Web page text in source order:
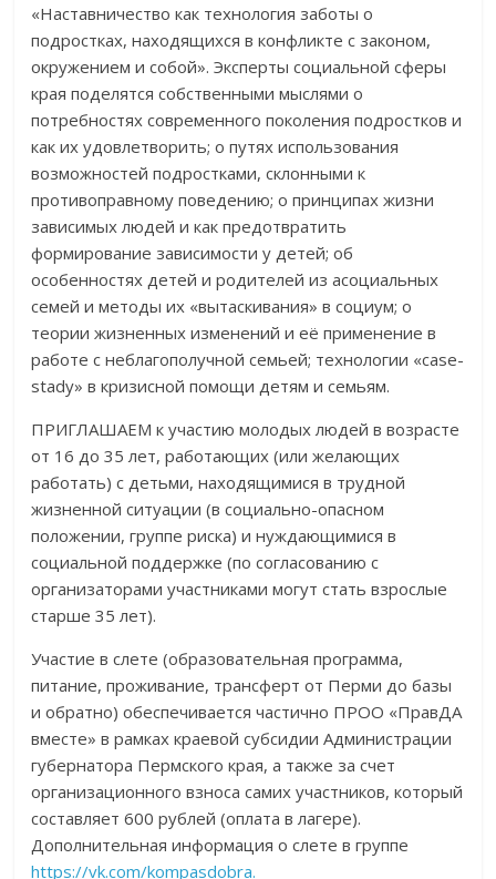
«Наставничество как технология заботы о
подростках, находящихся в конфликте с законом,
окружением и собой». Эксперты социальной сферы
края поделятся собственными мыслями о
потребностях современного поколения подростков и
как их удовлетворить; о путях использования
возможностей подростками, склонными к
противоправному поведению; о принципах жизни
зависимых людей и как предотвратить
формирование зависимости у детей; об
особенностях детей и родителей из асоциальных
семей и методы их «вытаскивания» в социум; о
теории жизненных изменений и её применение в
работе с неблагополучной семьей; технологии «сase-
stady» в кризисной помощи детям и семьям.
ПРИГЛАШАЕМ к участию молодых людей в возрасте
от 16 до 35 лет, работающих (или желающих
работать) с детьми, находящимися в трудной
жизненной ситуации (в социально-опасном
положении, группе риска) и нуждающимися в
социальной поддержке (по согласованию с
организаторами участниками могут стать взрослые
старше 35 лет).
Участие в слете (образовательная программа,
питание, проживание, трансферт от Перми до базы
и обратно) обеспечивается частично ПРОО «ПравДА
вместе» в рамках краевой субсидии Администрации
губернатора Пермского края, а также за счет
организационного взноса самих участников, который
составляет 600 рублей (оплата в лагере).
Дополнительная информация о слете в группе
https://vk.com/kompasdobra.